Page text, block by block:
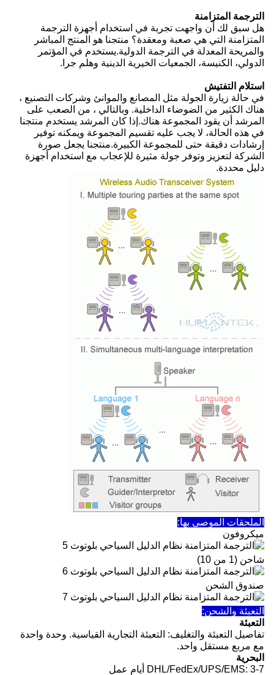
الترجمة المتزامنة
هل سبق لك أن واجهت تجربة في استخدام أجهزة الترجمة
المتزامنة التي هي صعبة ومعقدة؟ منتجنا هو المنتج المباشر
والمريحة المعدلة في الترجمة الدولية.يستخدم في المؤتمر
الدولي، الكنيسة، الجمعيات الخيرية الدينية وهلم جرا.
استلام التفتيش
في حالة زيارة الجولة مثل المصانع والموانئ وشركات التصنيع ،
هناك الكثير من الضوضاء الداخلية. وبالتالي ، من الصعب على
المرشد أن يقود المجموعة هناك.إذا كان المرشد يستخدم منتجنا
في هذه الحالة، لا يجب عليه تقسيم المجموعة ويمكنه توفير
إرشادات دقيقة حتى للمجموعة الكبيرة.منتجنا يجعل صورة
الشركة لتعزيز وتوفر جولة مثيرة للإعجاب مع استخدام أجهزة
دليل محددة.
الملحقات الموصى بها:
ميكروفون
شاحن (1 من 10)
صندوق الشحن
التعبئة والشحن:
التعبئة
تفاصيل التعبئة والتغليف: التعبئة التجارية القياسية. وحدة واحدة
مع مربع مستقل واحد.
البحرية
DHL/FedEx/UPS/EMS: 3-7 أيام عمل